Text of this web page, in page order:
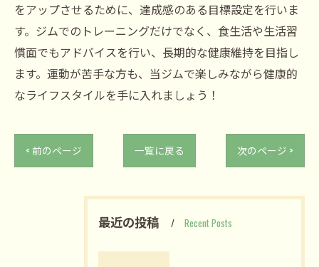
をアップさせるために、達成感のある目標設定を行いま
す。ジムでのトレーニングだけでなく、食生活や生活習
慣面でもアドバイスを行い、長期的な健康維持を目指し
ます。運動が苦手な方も、当ジムで楽しみながら健康的
なライフスタイルを手に入れましょう！
< 前のページ 一覧に戻る 次のページ >
最近の投稿 Recent Posts